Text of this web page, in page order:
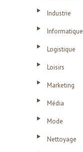
Industrie
Informatique
Logistique
Loisirs
Marketing
Média
Mode
Nettoyage